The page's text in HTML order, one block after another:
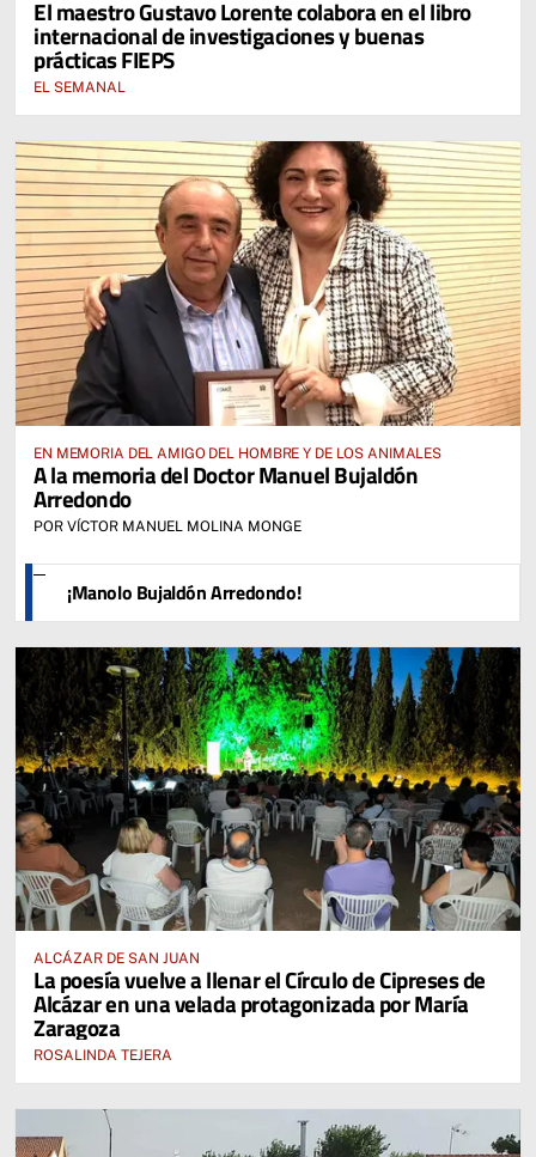
El maestro Gustavo Lorente colabora en el libro
internacional de investigaciones y buenas
prácticas FIEPS
EL SEMANAL
EN MEMORIA DEL AMIGO DEL HOMBRE Y DE LOS ANIMALES
A la memoria del Doctor Manuel Bujaldón
Arredondo
POR VÍCTOR MANUEL MOLINA MONGE
¡Manolo Bujaldón Arredondo!
ALCÁZAR DE SAN JUAN
La poesía vuelve a llenar el Círculo de Cipreses de
Alcázar en una velada protagonizada por María
Zaragoza
ROSALINDA TEJERA